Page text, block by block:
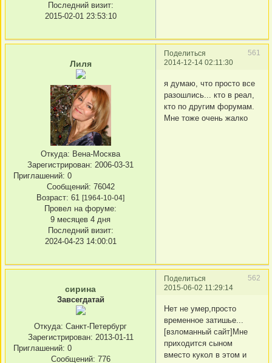
Последний визит:
2015-02-01 23:53:10
Поделиться
561
2014-12-14 02:11:30
Лиля
Откуда: Вена-Москва
Зарегистрирован: 2006-03-31
Приглашений: 0
Сообщений: 76042
Возраст: 61 [1964-10-04]
Провел на форуме:
9 месяцев 4 дня
Последний визит:
2024-04-23 14:00:01
я думаю, что просто все
разошлись... кто в реал,
кто по другим форумам.
Мне тоже очень жалко
Поделиться
562
2015-06-02 11:29:14
сирина
Завсегдатай
Откуда: Санкт-Петербург
Зарегистрирован: 2013-01-11
Приглашений: 0
Сообщений: 776
Нет не умер,просто
временное затишье...
[взломанный сайт]Мне
приходится сыном
вместо кукол в этом и